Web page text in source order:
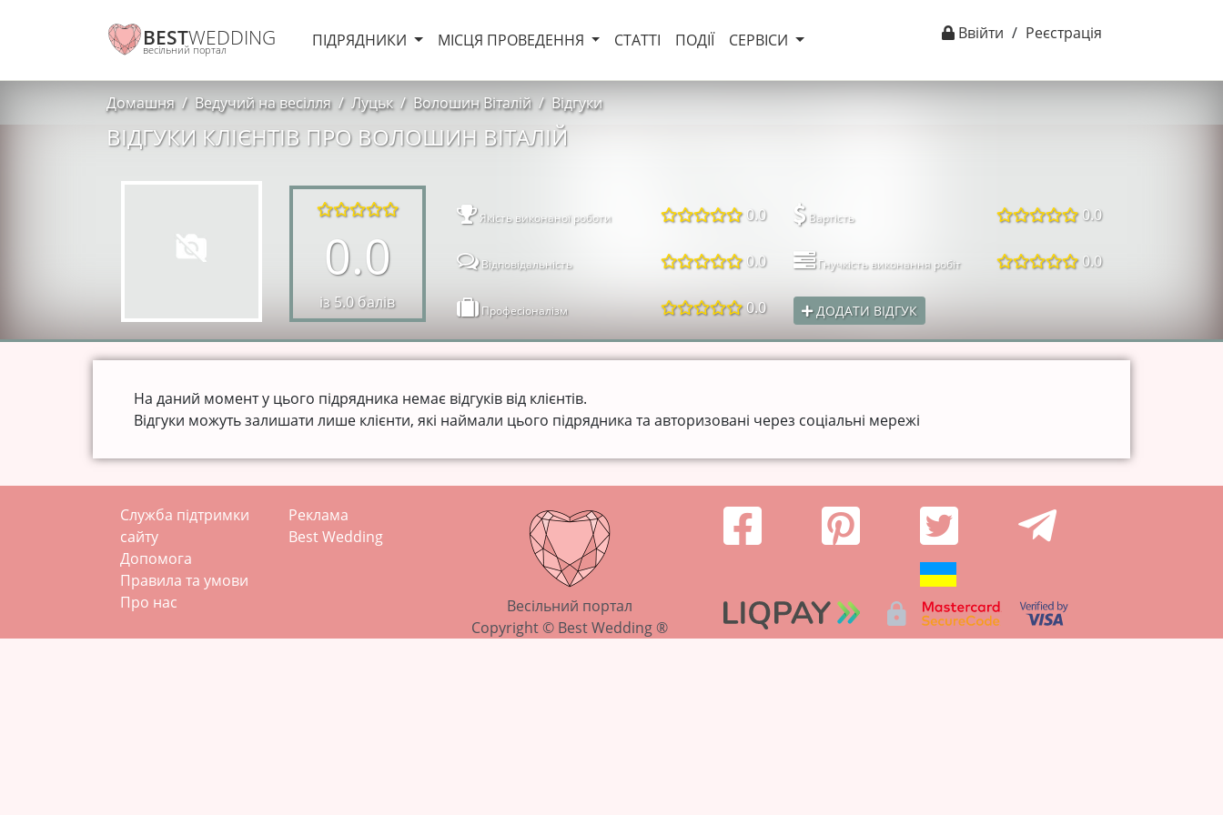
BESTWEDDING
весільний портал ПІДРЯДНИКИ МІСЦЯ ПРОВЕДЕННЯ СТАТТІ ПОДІЇ СЕРВІСИ Ввійти / Реєстрація
Домашня Ведучий на весілля Луцьк Волошин Віталій Відгуки
ВІДГУКИ КЛІЄНТІВ ПРО ВОЛОШИН ВІТАЛІЙ
0.0
із 5.0 балів
Якість виконаної роботи 0.0
Відповідальність 0.0
Професіоналізм 0.0
Вартість 0.0
Гнучкість виконання робіт 0.0
ДОДАТИ ВІДГУК
На даний момент у цього підрядника немає відгуків від клієнтів.
Відгуки можуть залишати лише клієнти, які наймали цього підрядника та авторизовані через соціальні мережі
Служба підтримки
сайту
Допомога
Правила та умови
Про нас
Реклама
Best Wedding
Весільний портал
Copyright © Best Wedding ®